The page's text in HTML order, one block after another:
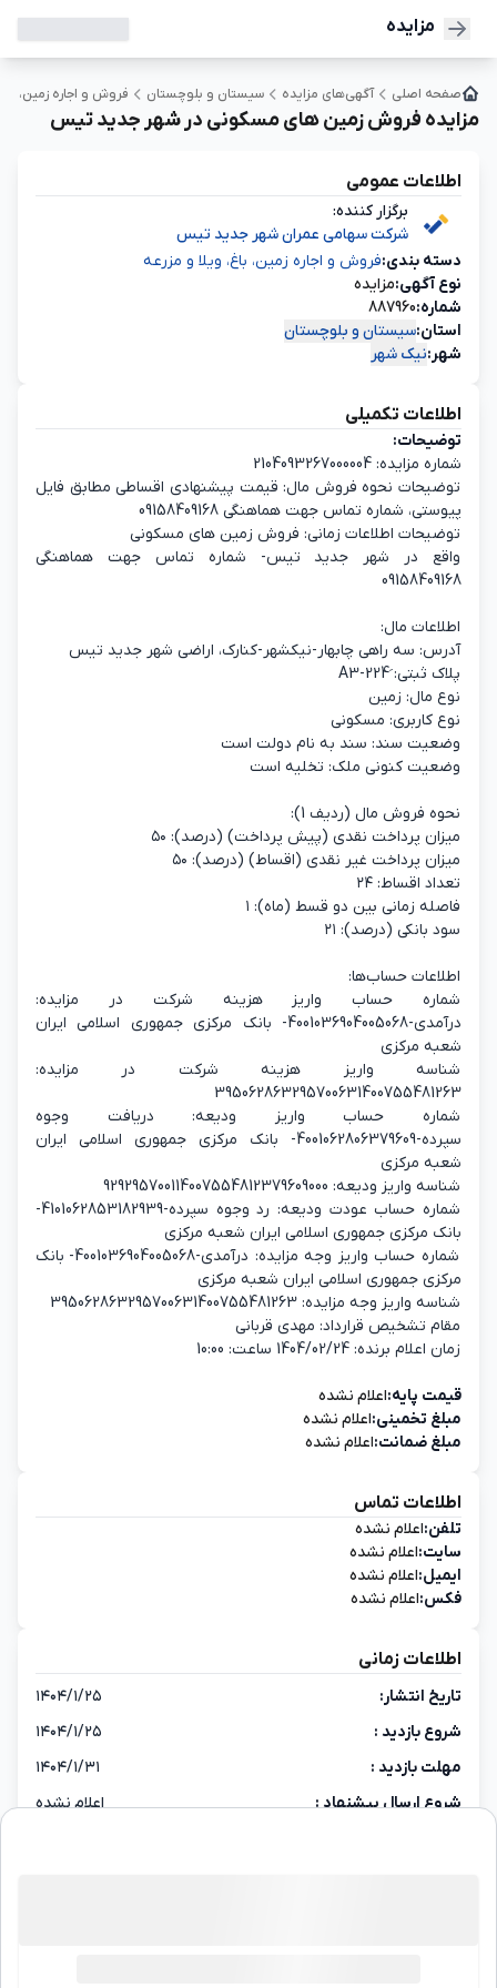
مزایده
صفحه اصلی آگهی‌های مزایده سیستان و بلوچستان فروش و اجاره زمین،
مزایده فروش زمین های مسکونی در شهر جدید تیس
اطلاعات عمومی
برگزار کننده:
شرکت سهامی عمران شهر جدید تیس
دسته‌ بندی:فروش و اجاره زمین، باغ، ویلا و مزرعه
نوع آگهی:مزایده
شماره:887960
استان:سیستان و بلوچستان
شهر:نیک شهر
اطلاعات تکمیلی
توضیحات:
شماره مزایده: 2104093267000004
توضیحات نحوه فروش مال: قیمت پیشنهادی اقساطی مطابق فایل
پیوستی، شماره تماس جهت هماهنگی 09158409168
توضیحات اطلاعات زمانی: فروش زمین های مسکونی
واقع در شهر جدید تیس- شماره تماس جهت هماهنگی
09158409168
اطلاعات مال:
آدرس: سه راهی چابهار-نیکشهر-کنارک، اراضی شهر جدید تیس
پلاک ثبتی: َA3-224
نوع مال: زمین
نوع کاربری: مسکونی
وضعیت سند: سند به نام دولت است
وضعیت کنونی ملک: تخلیه است
نحوه فروش مال (ردیف 1):
میزان پرداخت نقدی (پیش پرداخت) (درصد): ۵۰
میزان پرداخت غیر نقدی (اقساط) (درصد): ۵۰
تعداد اقساط: ۲۴
فاصله زمانی بین دو قسط (ماه): ۱
سود بانکی (درصد): ۲۱
اطلاعات حساب‌ها:
شماره حساب واریز هزینه شرکت در مزایده:
درآمدی-4001036904005068- بانک مرکزی جمهوری اسلامی ایران
شعبه مرکزی
شناسه واریز هزینه شرکت در مزایده:
395062863295700631400755481263
شماره حساب واریز ودیعه: دریافت وجوه
سپرده-4001062806379609- بانک مرکزی جمهوری اسلامی ایران
شعبه مرکزی
شناسه واریز ودیعه: 929295700114007554812379609000
شماره حساب عودت ودیعه: رد وجوه سپرده-4101062853182939-
بانک مرکزی جمهوری اسلامی ایران شعبه مرکزی
شماره حساب واریز وجه مزایده: درآمدی-4001036904005068- بانک
مرکزی جمهوری اسلامی ایران شعبه مرکزی
شناسه واریز وجه مزایده: 395062863295700631400755481263
مقام تشخیص قرارداد: مهدی قربانی
زمان اعلام برنده: 1404/02/24 ساعت: 10:00
قیمت پایه:اعلام نشده
مبلغ تخمینی:اعلام نشده
مبلغ ضمانت:اعلام نشده
اطلاعات تماس
تلفن:اعلام نشده
سایت:اعلام نشده
ایمیل:اعلام نشده
فکس:اعلام نشده
اطلاعات زمانی
تاریخ انتشار:
۱۴۰۴/۱/۲۵
شروع بازدید :
۱۴۰۴/۱/۲۵
مهلت بازدید :
۱۴۰۴/۱/۳۱
شروع ارسال پیشنهاد :
اعلام نشده